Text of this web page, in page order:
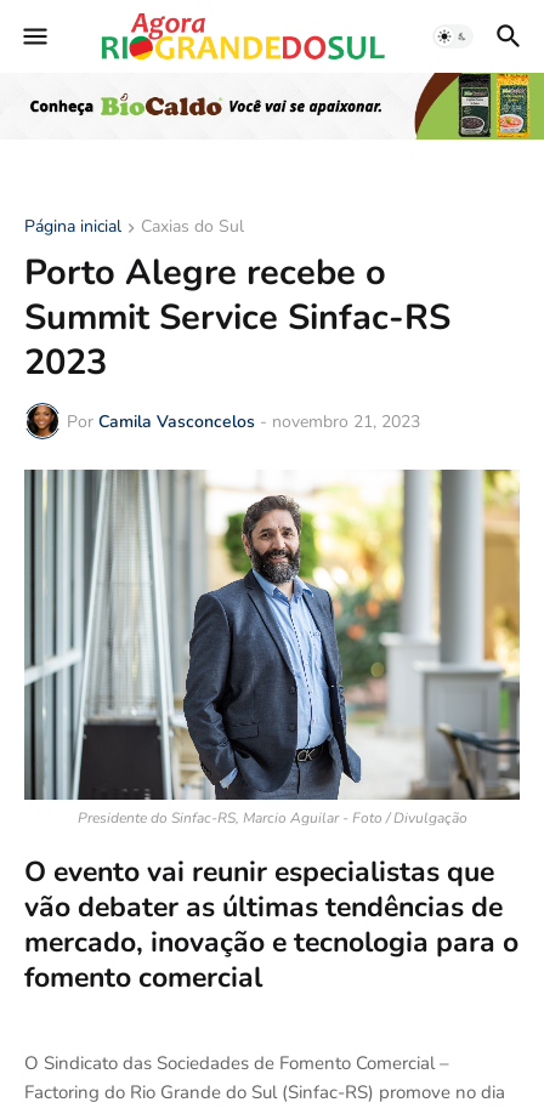
Página inicial Caxias do Sul
Porto Alegre recebe o
Summit Service Sinfac-RS
2023
Por Camila Vasconcelos - novembro 21, 2023
Presidente do Sinfac-RS, Marcio Aguilar - Foto / Divulgação
O evento vai reunir especialistas que
vão debater as últimas tendências de
mercado, inovação e tecnologia para o
fomento comercial
O Sindicato das Sociedades de Fomento Comercial –
Factoring do Rio Grande do Sul (Sinfac-RS) promove no dia